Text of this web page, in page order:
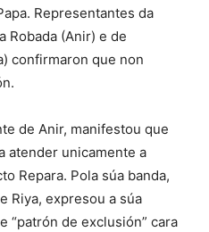
Representantes da
Robada (Anir) e de
confirmaron que non
de Anir, manifestou que
atender unicamente a
Repara. Pola súa banda,
Riya, expresou a súa
“patrón de exclusión” cara